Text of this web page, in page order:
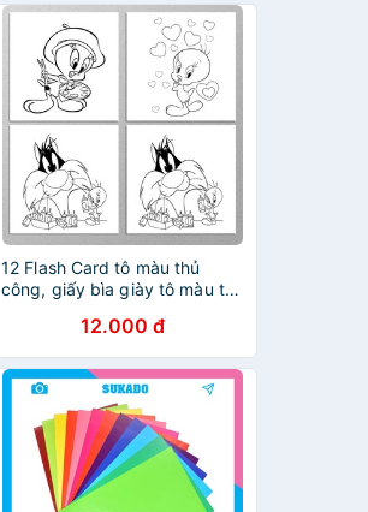
12 Flash Card tô màu thủ
công, giấy bìa giày tô màu thủ
kích thước 9cm x 9cm)
12.000 đ